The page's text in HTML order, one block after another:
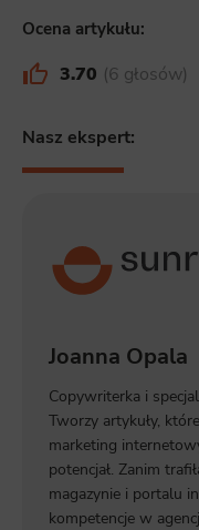
Ocena artykułu:
3.70 6 głosów
Nasz ekspert:
Joanna Opala
Copywriterka i
Tworzy artykuły,
marketing
potencjał. Zanim
magazynie i portalu
kompetencje w